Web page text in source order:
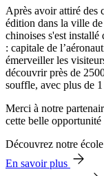
Après avoir attiré des
édition dans la ville
chinoises s'est
: capitale de
émerveiller les
découvrir près de
souffle, avec plus de
Merci à notre
cette belle opportunité
Découvrez notre
En savoir plus